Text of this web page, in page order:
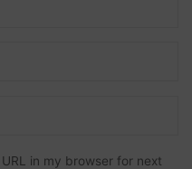
in my browser for next